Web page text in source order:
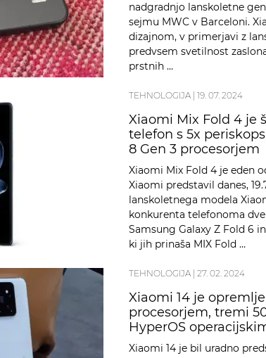
nadgradnjo lanskoletne
sejmu MWC v Barceloni.
dizajnom, v primerjavi z
predvsem svetilnost
prstnih …
TEHNOLOGIJA 19. 07. 2024
Xiaomi Mix Fold 4 je
telefon s 5x
8 Gen 3 procesorjem
Xiaomi Mix Fold 4 je eden
Xiaomi predstavil danes,
lanskoletnega modela
konkurenta telefonoma
Samsung Galaxy Z Fold 6
ki jih prinaša MIX Fold …
TEHNOLOGIJA 27. 02. 2024
Xiaomi 14 je
procesorjem, tremi
HyperOS
Xiaomi 14 je bil uradno